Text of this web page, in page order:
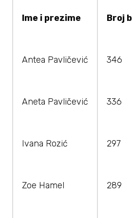
Ime i prezime Broj
Antea Pavličević 346
Aneta Pavličević 336
Ivana Rozić 297
Zoe Hamel 289